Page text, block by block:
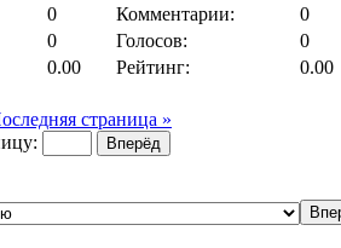
0
0
0.00
Комментарии:
0
Голосов:
0
Рейтинг:
0.00
страница »